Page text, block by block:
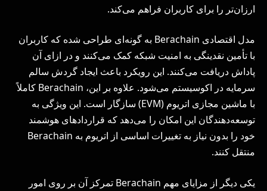
ارزان‌تر را برای کاربران فراهم می‌کند.
مدل اقتصادی Berachain به گونه‌ای طراحی شده که کاربران
با تأمین نقدینگی به امنیت شبکه کمک می‌کنند و در ازای آن
پاداش دریافت می‌کنند. این رویکرد باعث ایجاد گردش سالم
سرمایه در اکوسیستم می‌شود. علاوه بر این، Berachain کاملاً
با ماشین مجازی اتریوم (EVM) سازگار است. این ویژگی به
توسعه‌دهندگان این امکان را می‌دهد که قراردادهای هوشمند
خود را بدون نیاز به تغییرات اساسی از اتریوم به Berachain
منتقل کنند.
یکی دیگر از مزایای مهم Berachain تمرکز آن بر روی امور